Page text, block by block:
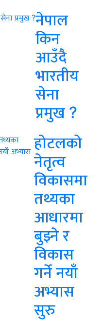
नेपाल
किन
आउँदै
भारतीय
सेना
प्रमुख ?
होटलको
नेतृत्व
विकासमा
तथ्यका
आधारमा
बुझ्ने र
विकास
गर्ने नयाँ
अभ्यास
सुरु